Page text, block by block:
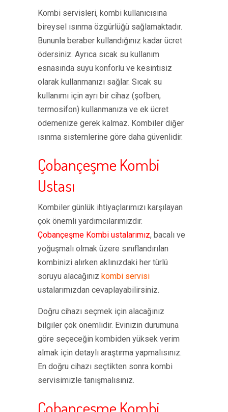
Kombi servisleri, kombi kullanıcısına
bireysel ısınma özgürlüğü sağlamaktadır.
Bununla beraber kullandığınız kadar ücret
ödersiniz. Ayrıca sıcak su kullanım
esnasında suyu konforlu ve kesintisiz
olarak kullanmanızı sağlar. Sıcak su
kullanımı için ayrı bir cihaz (şofben,
termosifon) kullanmanıza ve ek ücret
ödemenize gerek kalmaz. Kombiler diğer
ısınma sistemlerine göre daha güvenlidir.
Çobançeşme Kombi
Ustası
Kombiler günlük ihtiyaçlarımızı karşılayan
çok önemli yardımcılarımızdır.
Çobançeşme Kombi ustalarımız, bacalı ve
yoğuşmalı olmak üzere sınıflandırılan
kombinizi alırken aklınızdaki her türlü
soruyu alacağınız kombi servisi
ustalarımızdan cevaplayabilirsiniz.
Doğru cihazı seçmek için alacağınız
bilgiler çok önemlidir. Evinizin durumuna
göre seçeceğin kombiden yüksek verim
almak için detaylı araştırma yapmalısınız.
En doğru cihazı seçtikten sonra kombi
servisimizle tanışmalısınız.
Çobançeşme Kombi